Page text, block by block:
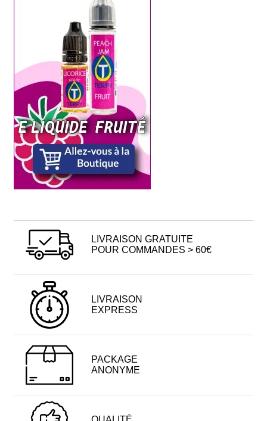
LIVRAISON GRATUITE
POUR COMMANDES > 60€
LIVRAISON
EXPRESS
PACKAGE
ANONYME